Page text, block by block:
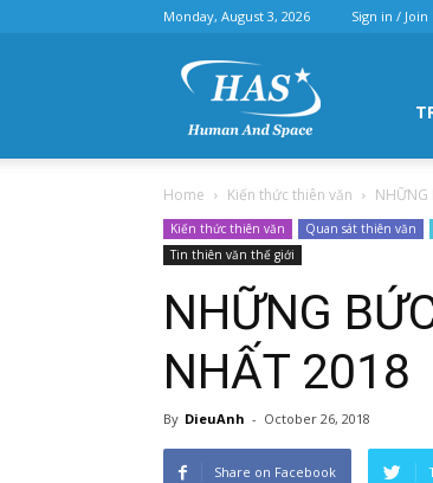
Monday, August 3, 2026 Sign in / Join
thiên
Hà
Home Kiến thức thiên văn NHỮNG
Kiến thức thiên văn Quan sát thiên văn
Tin thiên văn thế giới
NHỮNG
NHẤT 2018
By DieuAnh - October 26, 2018
Share on Facebook